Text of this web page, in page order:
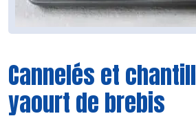
Cannelés et
yaourt de brebis